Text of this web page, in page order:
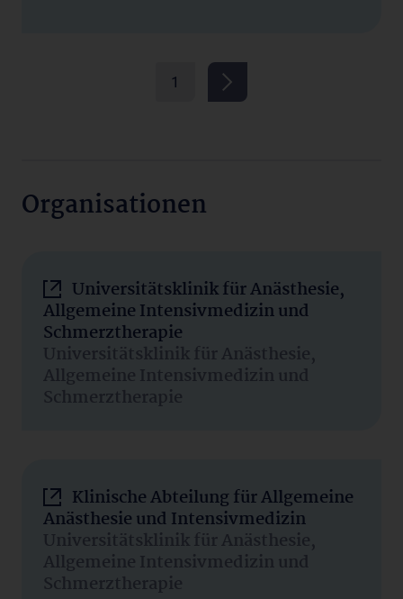
1
Organisationen
Universitätsklinik für Anästhesie,
Allgemeine Intensivmedizin und
Schmerztherapie
Universitätsklinik für Anästhesie,
Allgemeine Intensivmedizin und
Schmerztherapie
Klinische Abteilung für Allgemeine
Anästhesie und Intensivmedizin
Universitätsklinik für Anästhesie,
Allgemeine Intensivmedizin und
Schmerztherapie